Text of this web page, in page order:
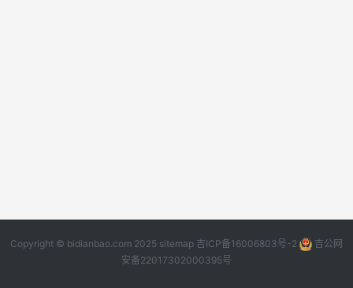
Copyright © bidianbao.com 2025 sitemap 吉ICP备16006803号-2
吉公网
安备22017302000395号